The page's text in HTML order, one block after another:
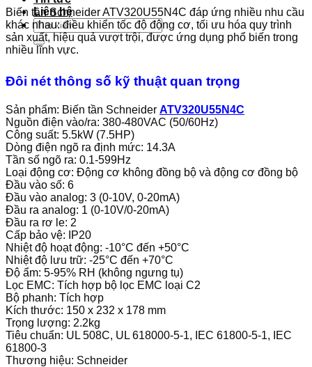
Liên hệ
Tìm
kiếm:
Biến tần Schneider ATV320U55N4C đáp ứng nhiều nhu cầu
khác nhau: điều khiển tốc độ động cơ, tối ưu hóa quy trình
sản xuất, hiệu quả vượt trội, được ứng dụng phổ biến trong
nhiều lĩnh vực.
Đôi nét thông số kỹ thuật quan trọng
Sản phẩm: Biến tần Schneider ATV320U55N4C
Nguồn điện vào/ra: 380-480VAC (50/60Hz)
Công suất: 5.5kW (7.5HP)
Dòng điện ngõ ra định mức: 14.3A
Tần số ngõ ra: 0.1-599Hz
Loại động cơ: Động cơ không đồng bộ và động cơ đồng bộ
Đầu vào số: 6
Đầu vào analog: 3 (0-10V, 0-20mA)
Đầu ra analog: 1 (0-10V/0-20mA)
Đầu ra rơ le: 2
Cấp bảo vệ: IP20
Nhiệt độ hoạt động: -10°C đến +50°C
Nhiệt độ lưu trữ: -25°C đến +70°C
Độ ẩm: 5-95% RH (không ngưng tụ)
Lọc EMC: Tích hợp bộ lọc EMC loại C2
Bộ phanh: Tích hợp
Kích thước: 150 x 232 x 178 mm
Trọng lượng: 2.2kg
Tiêu chuẩn: UL 508C, UL 618000-5-1, IEC 61800-5-1, IEC
61800-3
Thương hiệu: Schneider